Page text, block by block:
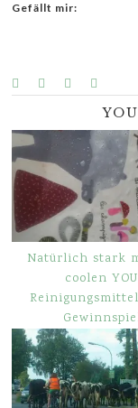
Gefällt mir:
Natürlich stark
coolen